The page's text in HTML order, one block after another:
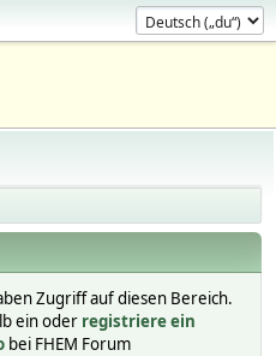
Zugriff auf diesen Bereich.
ein oder registriere ein
bei FHEM Forum